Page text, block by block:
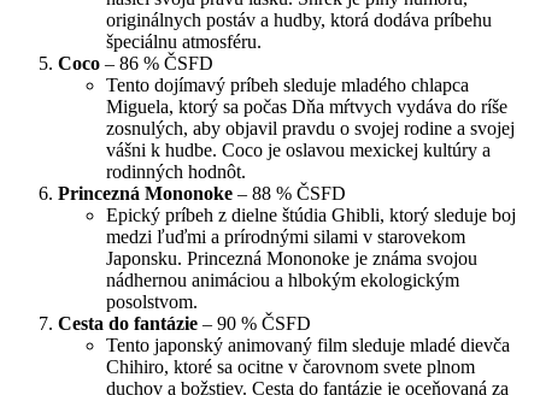
originálnych postáv a hudby, ktorá dodáva príbehu
špeciálnu atmosféru.
Coco – 86 % ČSFD
Tento dojímavý príbeh sleduje mladého chlapca
Miguela, ktorý sa počas Dňa mŕtvych vydáva do ríše
zosnulých, aby objavil pravdu o svojej rodine a svojej
vášni k hudbe. Coco je oslavou mexickej kultúry a
rodinných hodnôt.
Princezná Mononoke – 88 % ČSFD
Epický príbeh z dielne štúdia Ghibli, ktorý sleduje boj
medzi ľuďmi a prírodnými silami v starovekom
Japonsku. Princezná Mononoke je známa svojou
nádhernou animáciou a hlbokým ekologickým
posolstvom.
Cesta do fantázie – 90 % ČSFD
Tento japonský animovaný film sleduje mladé dievča
Chihiro, ktoré sa ocitne v čarovnom svete plnom
duchov a božstiev. Cesta do fantázie je oceňovaná za